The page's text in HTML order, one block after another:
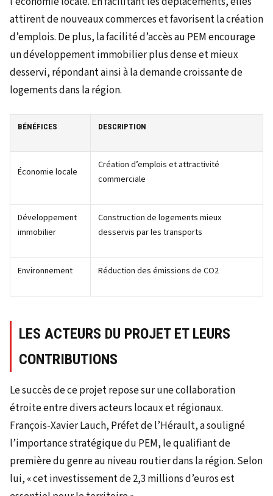
attirent de nouveaux commerces et favorisent la création
d’emplois. De plus, la facilité d’accès au PEM encourage
un développement immobilier plus dense et mieux
desservi, répondant ainsi à la demande croissante de
logements dans la région.
BÉNÉFICES DESCRIPTION
Économie locale
Création d’emplois et attractivité
commerciale
Développement
immobilier
Construction de logements mieux
desservis par les transports
Environnement Réduction des émissions de CO2
LES ACTEURS DU PROJET ET LEURS
CONTRIBUTIONS
Le succès de ce projet repose sur une collaboration
étroite entre divers acteurs locaux et régionaux.
François-Xavier Lauch, Préfet de l’Hérault, a souligné
l’importance stratégique du PEM, le qualifiant de
première du genre au niveau routier dans la région. Selon
lui, « cet investissement de 2,3 millions d’euros est